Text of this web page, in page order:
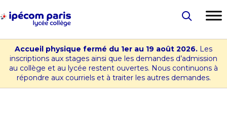
au
Collège
Ipécom
Paris
Accueil physique fermé du 1er au 19 août 2026. Les
inscriptions aux stages ainsi que les demandes d’admission
au collège et au lycée restent ouvertes. Nous continuons à
répondre aux courriels et à traiter les autres demandes.